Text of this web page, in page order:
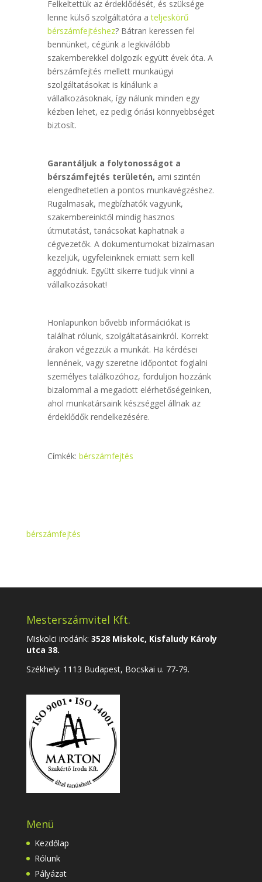
Felkeltettük az érdeklődését, és szüksége
lenne külső szolgáltatóra ateljeskörű
bérszámfejtéshez? Bátran keressen fel
bennünket, cégünk a legkiválóbb
szakemberekkel dolgozik együtt évek óta. A
bérszámfejtés mellett munkaügyi
szolgáltatásokat is kínálunk a
vállalkozásoknak, így nálunk minden egy
kézben lehet, ez pedig óriási könnyebbséget
biztosít.
Garantáljuk a folytonosságot a
bérszámfejtés területén, ami szintén
elengedhetetlen a pontos munkavégzéshez.
Rugalmasak, megbízhatók vagyunk,
szakembereinktől mindig hasznos
útmutatást, tanácsokat kaphatnak a
cégvezetők. A dokumentumokat bizalmasan
kezeljük, ügyfeleinknek emiatt sem kell
aggódniuk. Együtt sikerre tudjuk vinni a
vállalkozásokat!
Honlapunkon bővebb információkat is
találhat rólunk, szolgáltatásainkról. Korrekt
árakon végezzük a munkát. Ha kérdései
lennének, vagy szeretne időpontot foglalni
személyes találkozóhoz, forduljon hozzánk
bizalommal a megadott elérhetőségeinken,
ahol munkatársaink készséggel állnak az
érdeklődők rendelkezésére.
Címkék: bérszámfejtés
bérszámfejtés
Mesterszámvitel Kft.
Miskolci irodánk: 3528 Miskolc, Kisfaludy Károly
utca 38.
Székhely: 1113 Budapest, Bocskai u. 77-79.
Menü
Kezdőlap
Rólunk
Pályázat